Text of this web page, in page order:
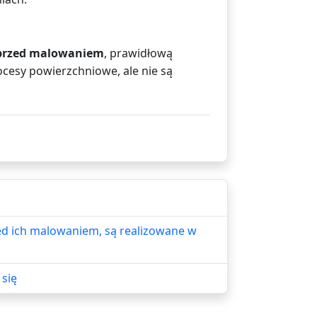
malowaniem, prawidłową
powierzchniowe, ale nie są
ich malowaniem, są realizowane w